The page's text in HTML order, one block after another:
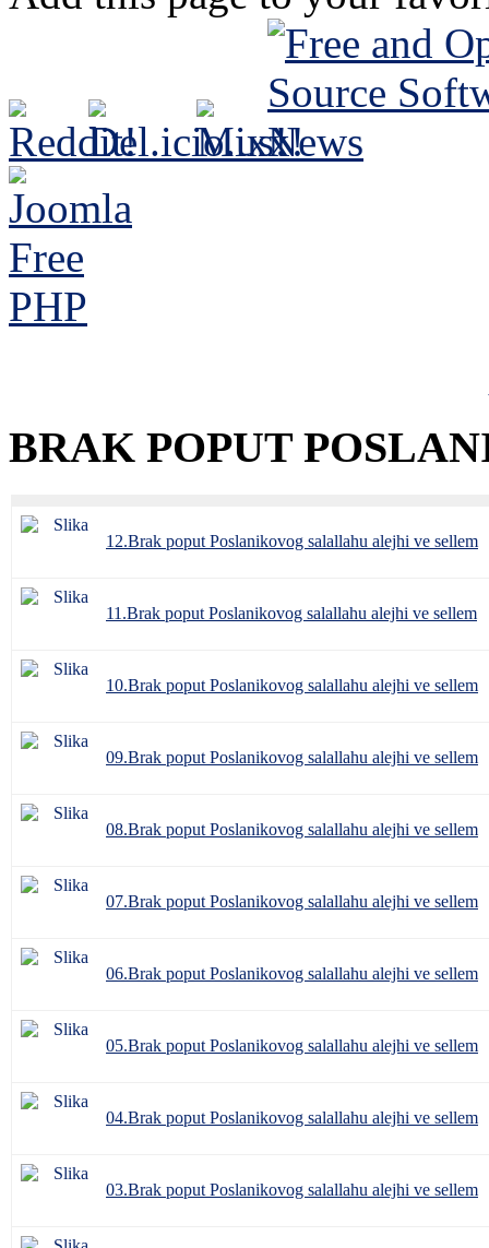
BRAK POPUT
12.Brak poput Poslanikovog salallahu alejhi ve sellem
11.Brak poput Poslanikovog salallahu alejhi ve sellem
10.Brak poput Poslanikovog salallahu alejhi ve sellem
09.Brak poput Poslanikovog salallahu alejhi ve sellem
08.Brak poput Poslanikovog salallahu alejhi ve sellem
07.Brak poput Poslanikovog salallahu alejhi ve sellem
06.Brak poput Poslanikovog salallahu alejhi ve sellem
05.Brak poput Poslanikovog salallahu alejhi ve sellem
04.Brak poput Poslanikovog salallahu alejhi ve sellem
03.Brak poput Poslanikovog salallahu alejhi ve sellem